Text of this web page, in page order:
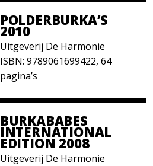
POLDERBURKA’S
2010
Uitgeverij De Harmonie
ISBN: 9789061699422, 64
pagina’s
BURKABABES
INTERNATIONAL
EDITION 2008
Uitgeverij De Harmonie